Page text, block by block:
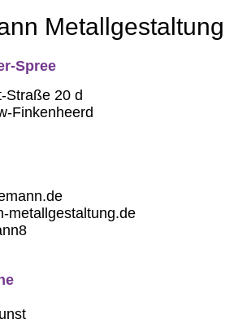
Metallgestaltung
Spree
Straße 20 d
Finkenheerd
metallgestaltung.de